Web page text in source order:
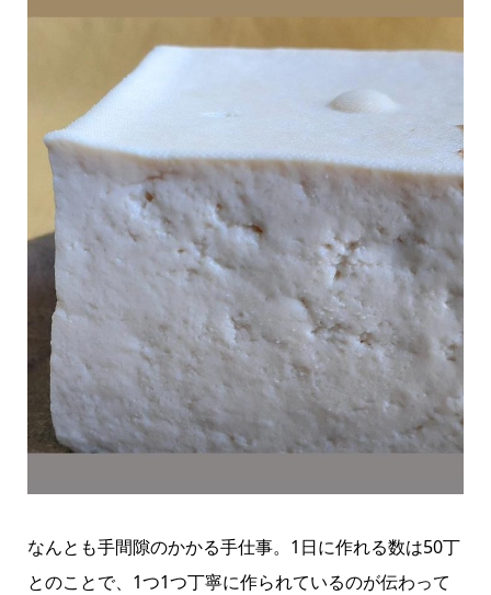
なんとも手間隙のかかる手仕事。1日に作れる数は50丁
とのことで、1つ1つ丁寧に作られているのが伝わって